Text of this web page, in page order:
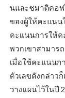
นและชมาติคอฟ
ของผู้ให้คะแน
คะแนนการให้ค
พวกเขาสามาร
เมื่อใช้คะแนนก
ตัวเลขดังกล่า
วางแผนไว้ในปี